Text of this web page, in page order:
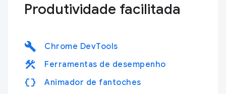
Produtividade facilitada
build Chrome DevTools
construction Ferramentas de desempenho
data_object Animador de fantoches